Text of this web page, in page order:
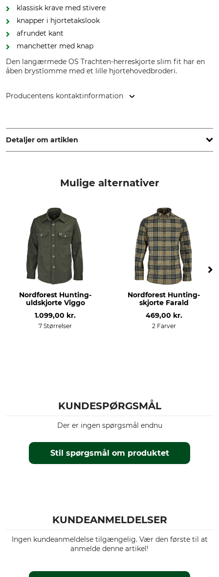
klassisk krave med stivere
knapper i hjortetakslook
afrundet kant
manchetter med knap
Den langærmede OS Trachten-herreskjorte slim fit har en
åben brystlomme med et lille hjortehovedbroderi.
Producentens kontaktinformation
Germany, www.orbis-textil.de
Detaljer om artiklen
Pasform
Kravebredde (EU)
Tøjstørrelse
Mulige alternativer
Nordforest Hunting-
uldskjorte Viggo
1.099,00 kr.
7 Størrelser
Nordforest Hunting-
skjorte Farald
469,00 kr.
2 Farver
KUNDESPØRGSMÅL
Stil spørgsmål om produktet
Der er ingen spørgsmål endnu
KUNDEANMELDELSER
Ingen kundeanmeldelse tilgængelig. Vær den første til at
anmelde denne artikel!